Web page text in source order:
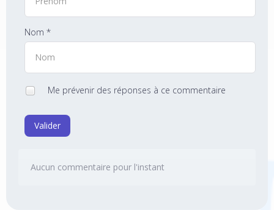
Nom *
Me prévenir des réponses à ce commentaire
Valider
Aucun commentaire pour l'instant